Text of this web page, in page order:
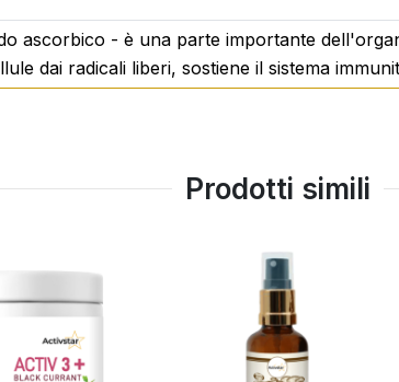
metà mattina
ascorbico - è una parte importante
dai radicali liberi, sostiene il sistema
Prodotti simili